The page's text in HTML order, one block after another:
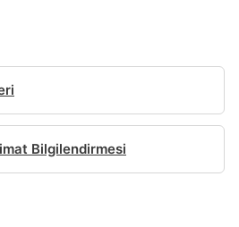
Bilgilendirmesi
TABLOSU